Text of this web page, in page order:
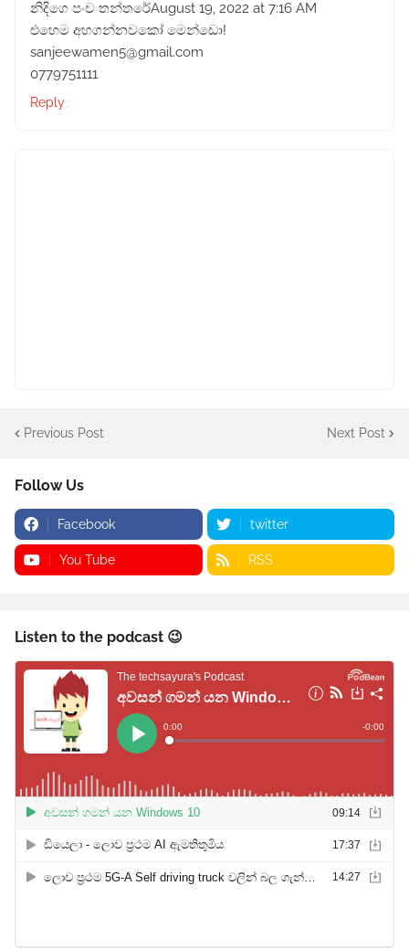
නිදිගෙ පංච තන්තරේAugust 19, 2022 at 7:16 AM
එහෙම අහගන්නවකෝ මෙන්ඩො!
sanjeewamen5@gmail.com
0779751111
Reply
Previous Post Next Post
Follow Us
Facebook twitter
You Tube RSS
Listen to the podcast 😉